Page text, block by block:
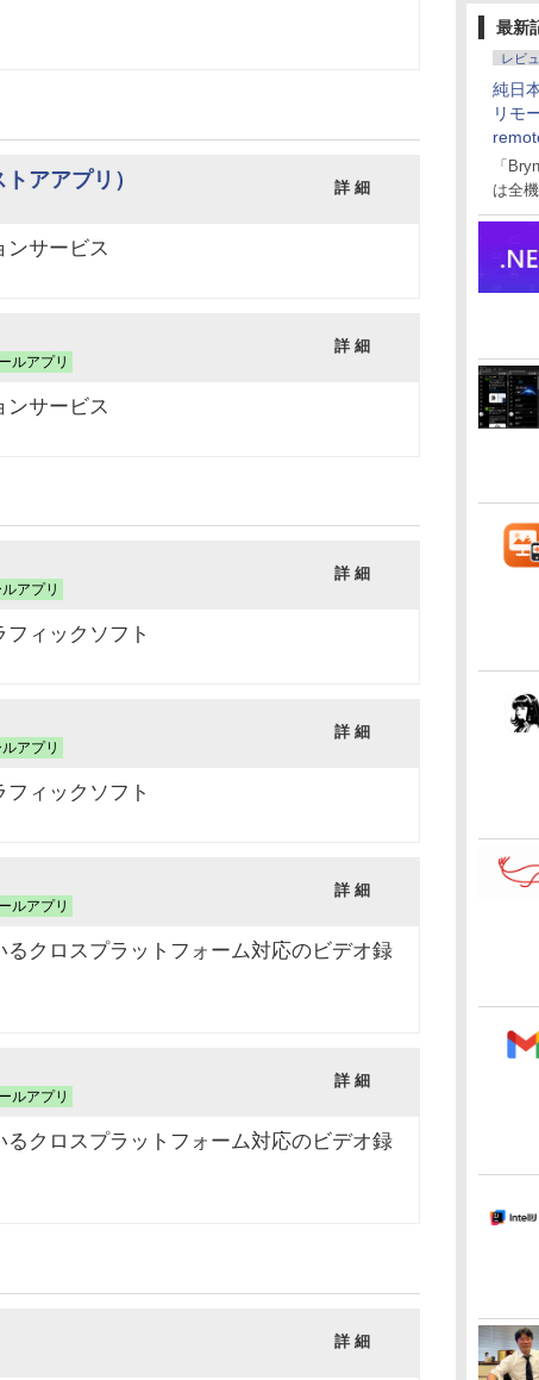
最新
レビ
純日
リモ
「
は全
アアプリ） 詳 細
ンサービス
ルアプリ
詳 細
ンサービス
アプリ
詳 細
ィックソフト
アプリ
詳 細
ィックソフト
ルアプリ
詳 細
クロスプラットフォーム対応のビデオ録
ルアプリ
詳 細
クロスプラットフォーム対応のビデオ録
詳 細